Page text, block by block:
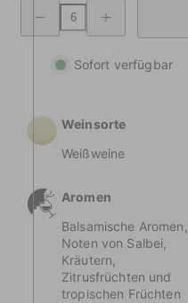
Menge
verringern
Basaltik
Venetien
erhöhen
Basaltik
Venetien
Sofort verfügbar
Weinsorte
Weißweine
Aromen
Balsamische Aromen,
Noten von Salbei,
Kräutern,
Zitrusfrüchten und
tropischen Früchten